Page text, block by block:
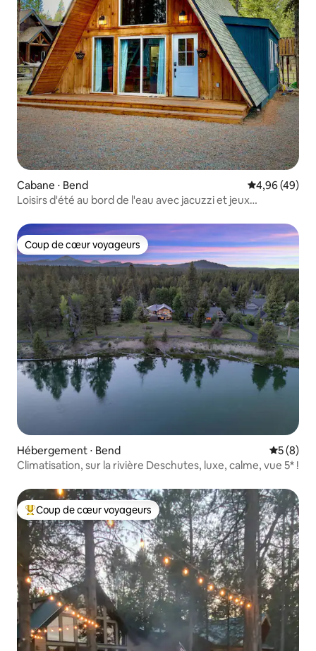
Cabane ⋅ Bend Évaluation
4,96 (49)
Loisirs d'été au bord de l'eau avec jacuzzi et jeux
Coup de cœur voyageurs
Coup de cœur voyageurs
Hébergement ⋅ Bend
5 (8)
Climatisation, sur la rivière Deschutes, luxe, calme, vue 5* !
Coups de cœur voyageurs les plus appréciés
Coup de cœur voyageurs